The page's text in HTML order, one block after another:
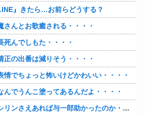
』きたら…お前らどうする？
さんとお歌癒される・・・・
死んでしもた・・・・
正の出番は減りそう・・・・
情でちょっと怖いけどかわいい・・・・
んでうんこ塗ってあるんだよ・・・・
ンさえあれば与一郎助かったのか・・・？